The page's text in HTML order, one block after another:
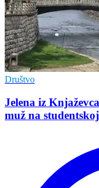
Društvo
Jelena iz
muž na